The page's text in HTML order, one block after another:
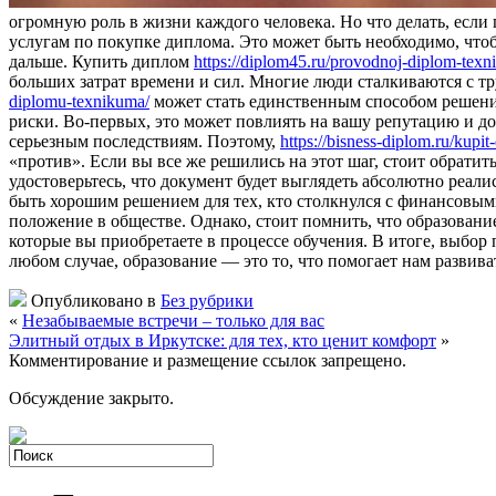
огромную роль в жизни каждого человека. Но что делать,
услугам по покупке диплома. Это может быть необходимо,
дальше. Купить диплом https://diplom45.ru/provodnoj-diplom-
больших затрат времени и сил. Многие люди сталкиваются с
diplomu-texnikuma/может стать единственным способом
риски. Во-первых, это может повлиять на вашу репутацию и
серьезным последствиям. Поэтому, https://bisness-diplom.ru/
«против». Если вы все же решились на этот шаг, стоит
удостоверьтесь, что документ будет выглядеть абсолютно
быть хорошим решением для тех, кто столкнулся с
положение в обществе. Однако, стоит помнить, что
которые вы приобретаете в процессе обучения. В итоге,
любом случае, образование — это то, что помогает нам
Опубликовано в Без рубрики
« Незабываемые встречи – только для вас
Элитный отдых в Иркутске: для тех, кто ценит комфорт »
Комментирование и размещение ссылок запрещено.
Обсуждение закрыто.